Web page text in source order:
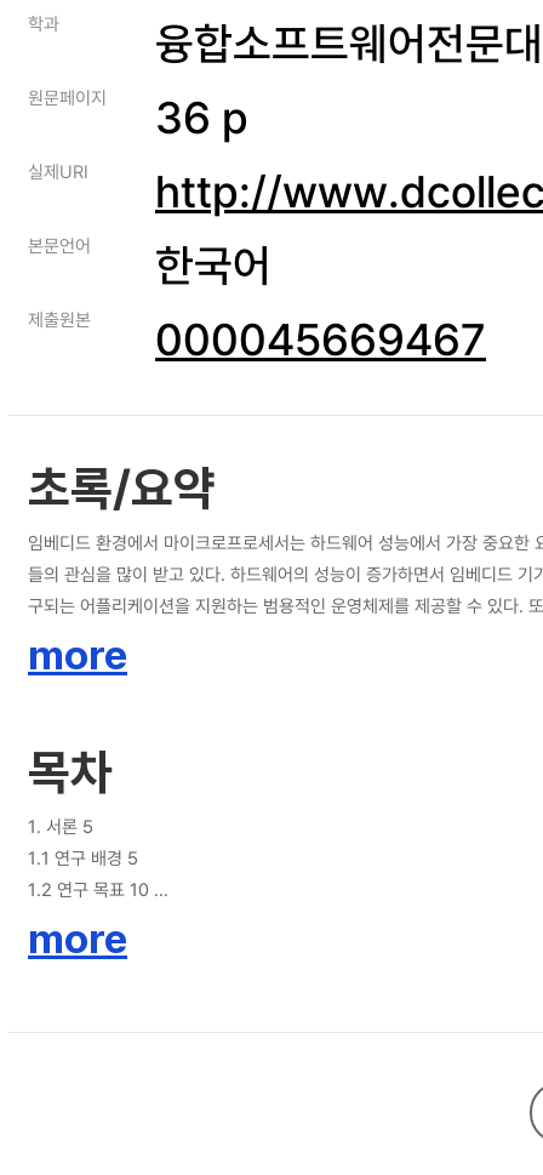
학과 융합소프트웨어전문
원문페이지 36 p
실제URI http://
본문언어 한국어
제출원본 000045669467
초록/요약
임베디드 환경에서 마이크로프로세서는 하드웨어 성능에서 가장 중요
들의 관심을 많이 받고 있다. 하드웨어의 성능이 증가하면서 임베디드
구되는 어플리케이션을 지원하는 범용적인 운영체제를 제공할 수 있다.
기존의 단일 코어에서 구현된 PARFAIT 스케줄러는 실시간 운영체제에
more
목차
1. 서론 5
1.1 연구 배경 5
1.2 연구 목표 10
2. 관련연구 12
2.3 다중 프로세서 스케줄링을 위한 가상 클러스터 기반의 스케줄링 17
more